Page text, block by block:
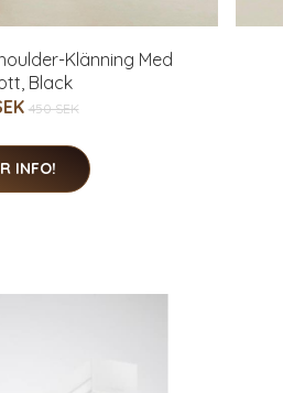
Klänning Med
Black
450 SEK
INFO!